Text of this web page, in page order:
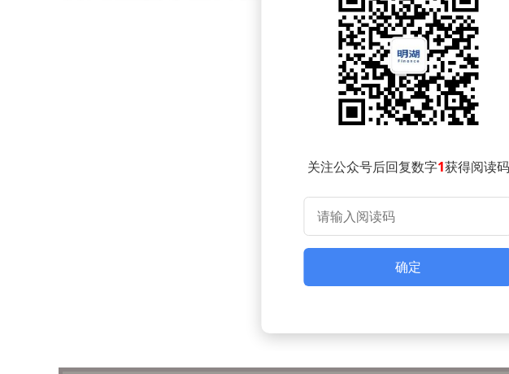
关注公众号后回复数字1获得阅读码
确定